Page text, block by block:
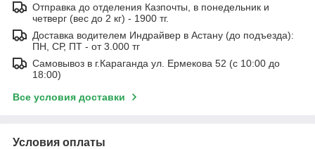
Отправка до отделения Казпочты, в понедельник и
четверг (вес до 2 кг) - 1900 тг.
Доставка водителем Индрайвер в Астану (до подъезда):
ПН, СР, ПТ - от 3.000 тг
Самовывоз в г.Караганда ул. Ермекова 52 (с 10:00 до
18:00)
Все условия доставки
Условия оплаты